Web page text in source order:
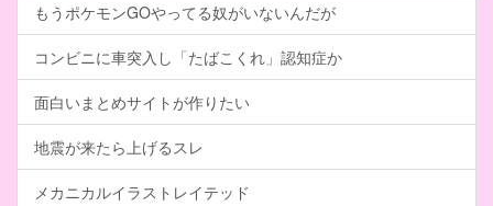
もうポケモンGOやってる奴がいないんだが
コンビニに車突入し「たばこくれ」認知症か
面白いまとめサイトが作りたい
地震が来たら上げるスレ
メカニカルイラストレイテッド